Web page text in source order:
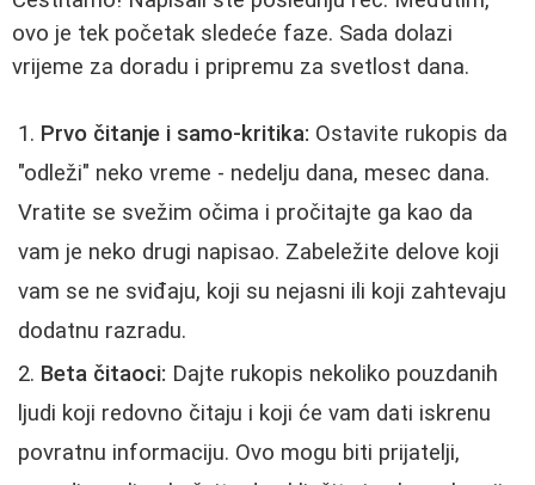
ovo je tek početak sledeće faze. Sada dolazi
vrijeme za doradu i pripremu za svetlost dana.
Prvo čitanje i samo-kritika: Ostavite rukopis da
"odleži" neko vreme - nedelju dana, mesec dana.
Vratite se svežim očima i pročitajte ga kao da
vam je neko drugi napisao. Zabeležite delove koji
vam se ne sviđaju, koji su nejasni ili koji zahtevaju
dodatnu razradu.
Beta čitaoci: Dajte rukopis nekoliko pouzdanih
ljudi koji redovno čitaju i koji će vam dati iskrenu
povratnu informaciju. Ovo mogu biti prijatelji,